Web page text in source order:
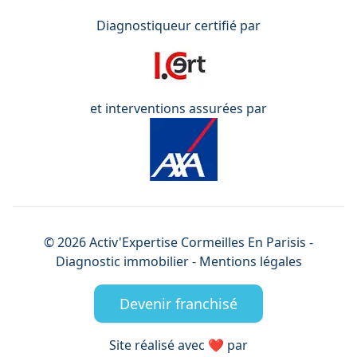
Diagnostiqueur certifié par
et interventions assurées par
©2026Activ'Expertise Cormeilles En Parisis -
Diagnostic immobilier - Mentions légales
Devenir franchisé
Site réalisé avec ❤️ par